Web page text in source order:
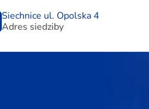
Siechnice ul. Opolska 4
Adres siedziby